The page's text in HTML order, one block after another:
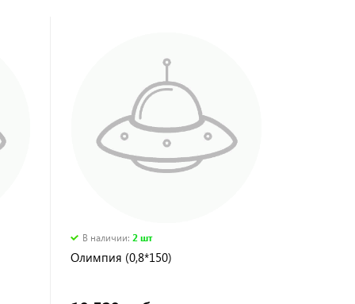
В наличии:2 шт
Олимпия (0,8*150)